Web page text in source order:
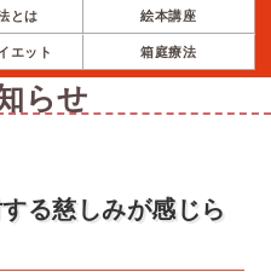
とは 絵本講座
エット 箱庭療法
らせ
る慈しみが感じら